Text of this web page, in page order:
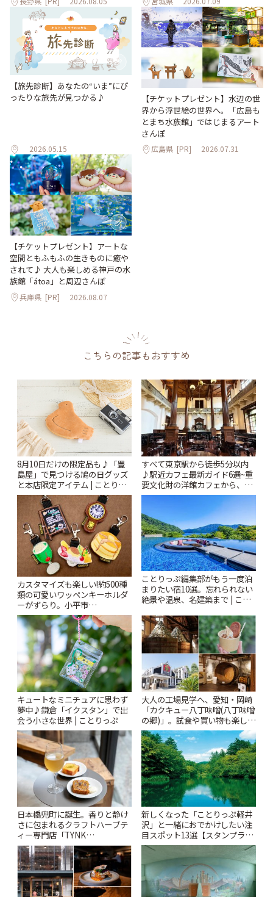
【旅先診断】あなたの“いま”にぴ
ったりな旅先が見つかる♪
2026.05.15
【チケットプレゼント】水辺の世
界から浮世絵の世界へ。「広島も
とまち水族館」ではじまるアート
さんぽ
広島県 [PR] 2026.07.31
【チケットプレゼント】アートな
空間ともふもふの生きものに癒や
されて♪ 大人も楽しめる神戸の水
族館「átoa」と周辺さんぽ
兵庫県 [PR] 2026.08.07
こちらの記事もおすすめ
8月10日だけの限定品も♪「豊
島屋」で見つける鳩の日グッズ
と本店限定アイテム | ことりっ
ぷ
すべて東京駅から徒歩5分以内
♪駅近カフェ最新ガイド6選~重
要文化財の洋館カフェから、改
札すぐのレトロ喫茶まで~ | こと
カスタマイズも楽しい!約500種
類の可愛いワッペンキーホルダ
ーがずらり。小平市
「Kimamaya T&K」 | ことりっ
ぷ
ことりっぷ編集部がもう一度泊
まりたい宿10選。忘れられない
絶景や温泉、名建築まで | こと
キュートなミニチュアに思わず
夢中♪鎌倉「イクスタン」で出
会う小さな世界 | ことりっぷ
大人の工場見学へ、愛知・岡崎
「カクキュー八丁味噌(八丁味噌
の郷)」。試食や買い物も楽しみ
♪ | ことりっぷ
日本橋兜町に誕生。香りと静け
さに包まれるクラフトハーブテ
ィー専門店「TYNK
Kabutocho」 | ことりっぷ
新しくなった「ことりっぷ軽井
沢」と一緒におでかけしたい注
目スポット13選【スタンプラリ
ー開催中】 | ことりっぷ